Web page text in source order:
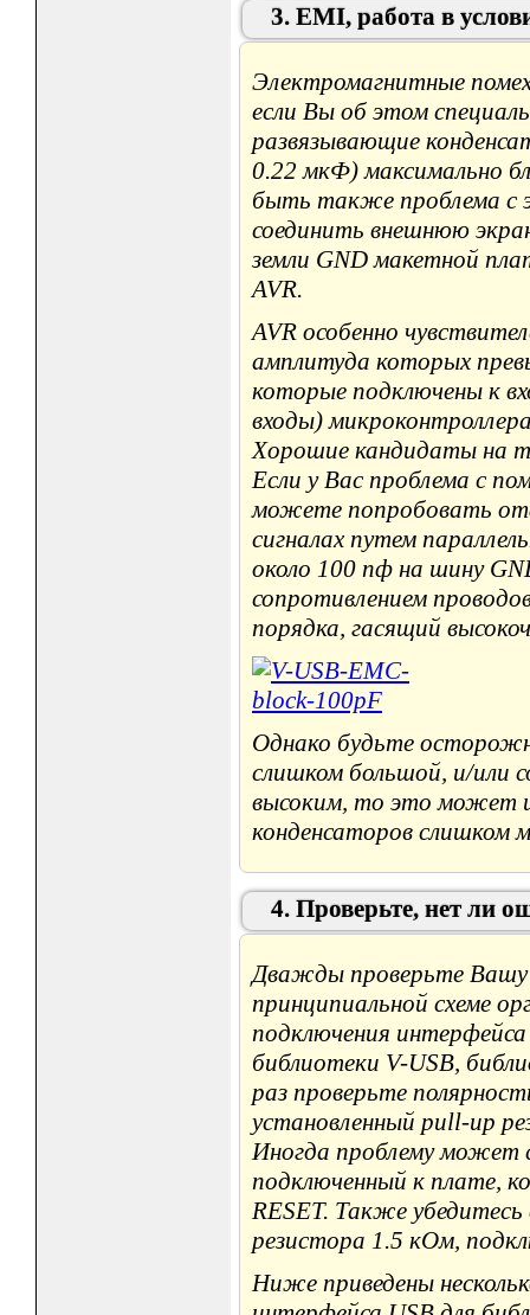
3. EMI, работа в
Электромагнитные
если Вы об этом
развязывающие
0.22 мкФ) максимально
быть также проблема с
соединить внешнюю
земли GND макетной
AVR.
AVR особенно
амплитуда которых
которые подключены к
входы)
Хорошие кандидаты на
Если у Вас проблема с
можете попробовать
сигналах путем
около 100 пф на шину
сопротивлением
порядка, гасящий
Однако будьте
слишком большой, и/или
высоким, то это может
конденсаторов слишком
4. Проверьте, нет ли
Дважды проверьте Вашу
принципиальной схеме
подключения
библиотеки V-USB,
раз проверьте
установленный pull-up
Иногда проблему может
подключенный к плате,
RESET. Также
резистора 1.5 кОм,
Ниже приведены